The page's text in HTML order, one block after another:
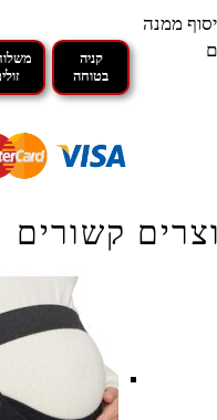
ממנה
קניה
בטוחה
קשורים